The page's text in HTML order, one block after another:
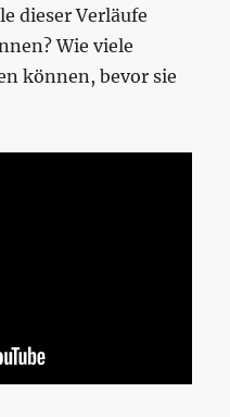
dieser Verläufe
Wie viele
können, bevor sie